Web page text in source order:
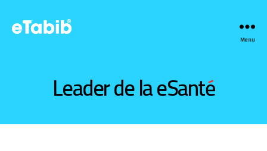
eTabib
أو
Menu
Leader de la eSanté